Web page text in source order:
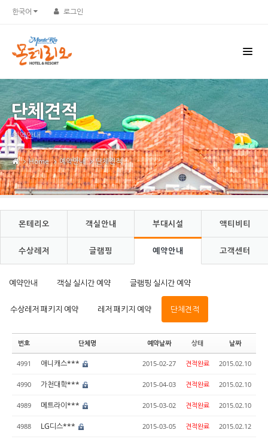
한국어 로그인
단체견적
예약안내
Home 예약안내 단체견적
몬테리오 객실안내 부대시설 액티비티
수상레저 글램핑 예약안내 고객센터
예약안내 객실 실시간 예약 글램핑 실시간 예약
수상레저 패키지 예약 레저 패키지 예약 단체견적
번호 단체명 예약날짜 상태 날짜
4991 애니캐스*** 2015-02-27 견적완료 2015.02.10
4990 가천대학*** 2015-04-03 견적완료 2015.02.10
4989 메트라이*** 2015-03-02 견적완료 2015.02.10
4988 LG디스*** 2015-03-05 견적완료 2015.02.12
Sketchbook5, 스케치북5